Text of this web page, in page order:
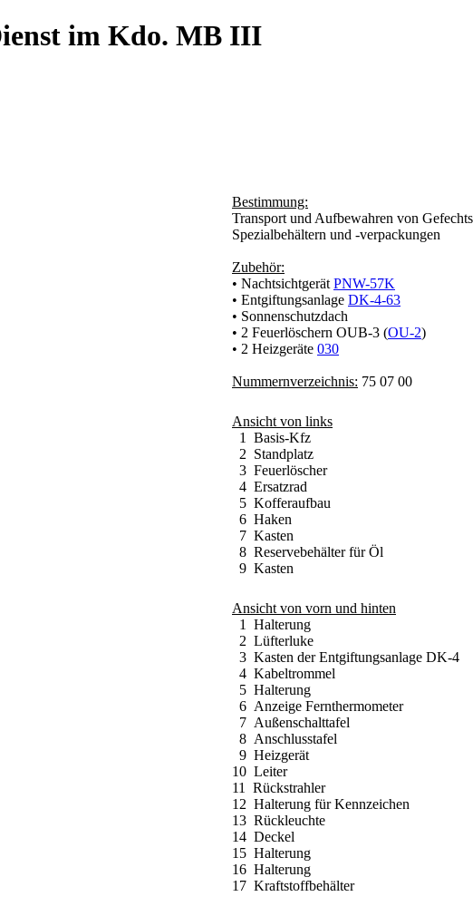
im Kdo. MB III
Bestimmung:
Transport und Aufbewahren von
Spezialbehältern und -verpackungen
Zubehör:
• Nachtsichtgerät PNW-57K
• Entgiftungsanlage DK-4-63
• Sonnenschutzdach
• 2 Feuerlöschern OUB-3 (OU-2)
• 2 Heizgeräte 030
Nummernverzeichnis: 75 07 00
Ansicht von links
1 Basis-Kfz
2 Standplatz
3 Feuerlöscher
4 Ersatzrad
5 Kofferaufbau
6 Haken
7 Kasten
8 Reservebehälter für Öl
9 Kasten
Ansicht von vorn und hinten
1 Halterung
2 Lüfterluke
3 Kasten der Entgiftungsanlage DK-4
4 Kabeltrommel
5 Halterung
6 Anzeige Fernthermometer
7 Außenschalttafel
8 Anschlusstafel
9 Heizgerät
10 Leiter
11 Rückstrahler
12 Halterung für Kennzeichen
13 Rückleuchte
14 Deckel
15 Halterung
16 Halterung
17 Kraftstoffbehälter